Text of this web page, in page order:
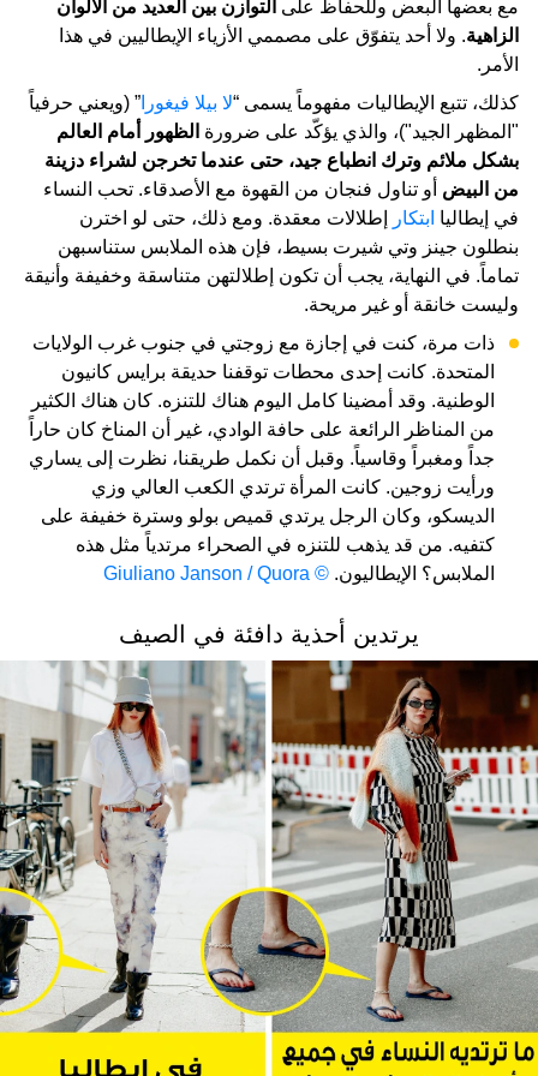
مع بعضها البعض وللحفاظ على التوازن بين العديد من الألوان
الزاهية. ولا أحد يتفوّق على مصممي الأزياء الإيطاليين في هذا
الأمر.
كذلك، تتبع الإيطاليات مفهوماً يسمى “لا بيلا فيغورا ” (ويعني حرفياً
"المظهر الجيد")، والذي يؤكّد على ضرورة الظهور أمام العالم
بشكل ملائم وترك انطباع جيد، حتى عندما تخرجن لشراء دزينة
من البيض أو تناول فنجان من القهوة مع الأصدقاء. تحب النساء
في إيطاليا ابتكار
إطلالات معقدة. ومع ذلك، حتى لو اخترن
بنطلون جينز وتي شيرت بسيط، فإن هذه الملابس ستناسبهن
تماماً. في النهاية، يجب أن تكون إطلالتهن متناسقة وخفيفة وأنيقة
وليست خانقة أو غير مريحة.
ذات مرة، كنت في إجازة مع زوجتي في جنوب غرب الولايات
المتحدة. كانت إحدى محطات توقفنا حديقة برايس كانيون
الوطنية. وقد أمضينا كامل اليوم هناك للتنزه. كان هناك الكثير
من المناظر الرائعة على حافة الوادي، غير أن المناخ كان حاراً
جداً ومغبراً وقاسياً. وقبل أن نكمل طريقنا، نظرت إلى يساري
ورأيت زوجين. كانت المرأة ترتدي الكعب العالي وزي
الديسكو، وكان الرجل يرتدي قميص بولو وسترة خفيفة على
كتفيه. من قد يذهب للتنزه في الصحراء مرتدياً مثل هذه
الملابس؟ الإيطاليون. © Giuliano Janson / Quora
يرتدين أحذية دافئة في الصيف